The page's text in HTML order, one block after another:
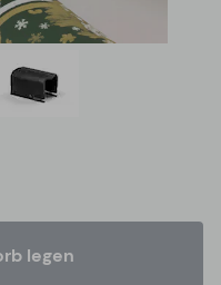
legen